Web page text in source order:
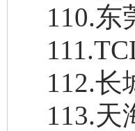
110.东
111.
112.长
113.天